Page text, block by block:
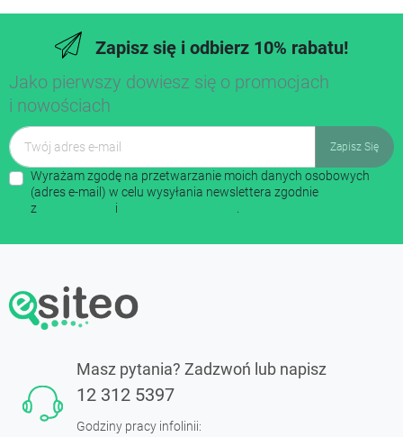
Zapisz się i odbierz 10% rabatu!
Jako pierwszy dowiesz się o promocjach
i nowościach
Wyrażam zgodę na przetwarzanie moich danych osobowych
(adres e-mail) w celu wysyłania newslettera zgodnie
z
i
Masz pytania? Zadzwoń lub napisz
12 312 5397
Godziny pracy infolinii: